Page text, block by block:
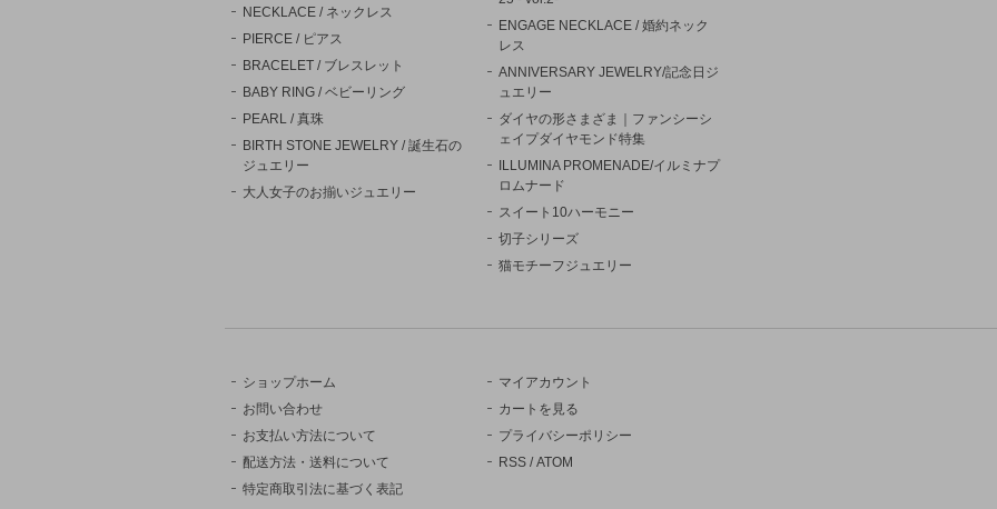
NECKLACE / ネックレス
PIERCE / ピアス
BRACELET / ブレスレット
BABY RING / ベビーリング
PEARL / 真珠
BIRTH STONE JEWELRY / 誕生石の
ジュエリー
大人女子のお揃いジュエリー
ENGAGE NECKLACE / 婚約ネック
レス
ANNIVERSARY JEWELRY/記念日ジ
ュエリー
ダイヤの形さまざま｜ファンシーシ
ェイプダイヤモンド特集
ILLUMINA PROMENADE/イルミナプ
ロムナード
スイート10ハーモニー
切子シリーズ
猫モチーフジュエリー
ショップホーム
お問い合わせ
お支払い方法について
配送方法・送料について
特定商取引法に基づく表記
マイアカウント
カートを見る
プライバシーポリシー
RSS /ATOM